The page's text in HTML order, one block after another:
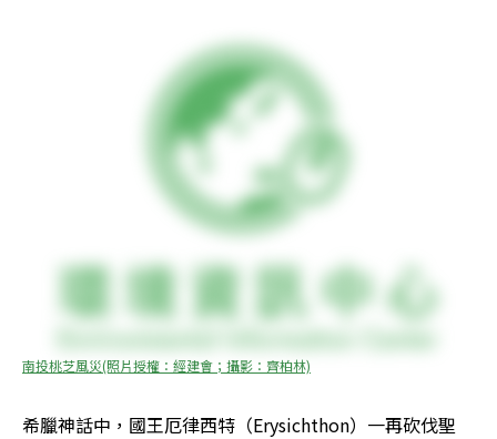
南投桃芝風災(照片授權：經建會；攝影：齊柏林)
希臘神話中，國王厄律西特（Erysichthon）一再砍伐聖